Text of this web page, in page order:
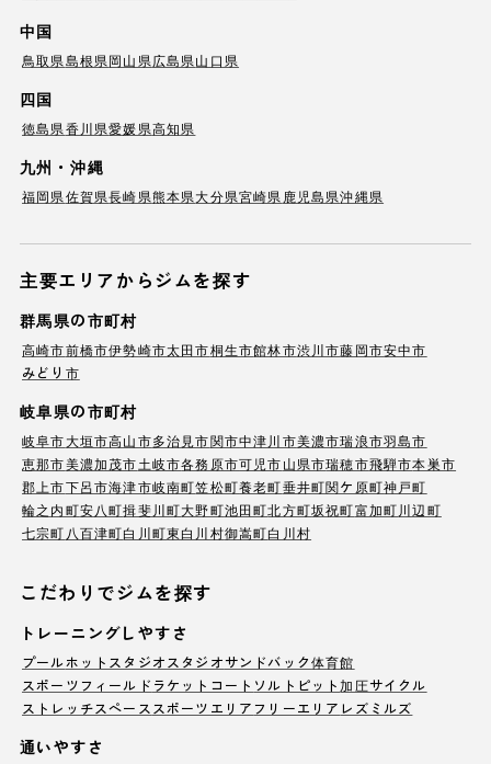
中国
鳥取県島根県岡山県広島県山口県
四国
徳島県香川県愛媛県高知県
九州・沖縄
福岡県佐賀県長崎県熊本県大分県宮崎県 鹿児島県沖縄県
主要エリアからジムを探す
群馬県の市町村
高崎市前橋市伊勢崎市太田市桐生市館林市渋川市藤岡市安中市
みどり市
岐阜県の市町村
岐阜市大垣市高山市多治見市関市中津川市美濃市瑞浪市羽島市
恵那市美濃加茂市土岐市各務原市可児市山県市瑞穂市飛騨市本巣市
郡上市下呂市海津市岐南町笠松町養老町垂井町関ケ原町神戸町
輪之内町安八町揖斐川町大野町池田町北方町坂祝町富加町川辺町
七宗町 八百津町白川町東白川村御嵩町白川村
こだわりでジムを探す
トレーニングしやすさ
プールホットスタジオ スタジオサンドバック体育館
スポーツフィールド ラケットコート ソルトピット加圧サイクル
ストレッチスペース スポーツエリア フリーエリア レズミルズ
通いやすさ